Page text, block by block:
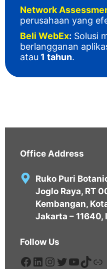
Network
perusahaan yang
Beli WebEx: Solusi
berlangganan
atau 1 tahun.
Office Address
Ruko Puri
Joglo Raya, RT
Kembangan,
Jakarta – 11640,
Follow Us
https://
https://
https://
https://